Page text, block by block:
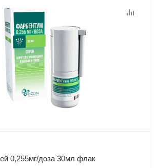
0,255мг/доза 30мл флак